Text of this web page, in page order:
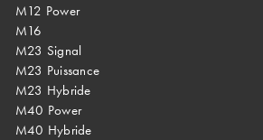
M12 Power
M16
M23 Signal
M23 Puissance
M23 Hybride
M40 Power
M40 Hybride